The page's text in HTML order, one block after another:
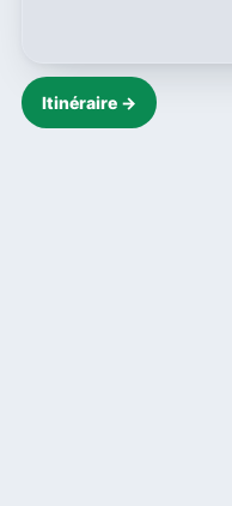
Itinéraire →